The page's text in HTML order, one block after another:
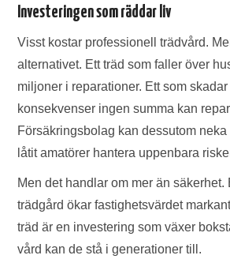
Investeringen som räddar liv
Visst kostar professionell trädvård.
alternativet. Ett träd som faller över
miljoner i reparationer. Ett som
konsekvenser ingen summa kan
Försäkringsbolag kan dessutom
låtit amatörer hantera uppenbara
Men det handlar om mer än säkerhet.
trädgård ökar fastighetsvärdet
träd är en investering som växer
vård kan de stå i generationer till.